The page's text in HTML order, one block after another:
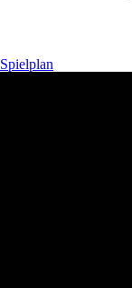
Spielplan